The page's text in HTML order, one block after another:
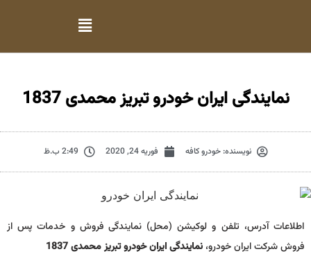
نمایندگی ایران خودرو تبریز محمدی 1837
نویسنده:خودرو کافه فوریه 24, 2020 2:49 ب.ظ
اطلاعات آدرس، تلفن و لوکیشن (محل) نمایندگی فروش و خدمات پس از
فروش شرکت ایران خودرو،نمایندگی ایران خودرو تبریز محمدی 1837